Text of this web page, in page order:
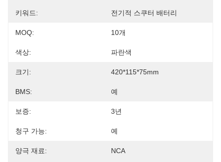
키워드: 전기적 스쿠터 배터리
MOQ: 10개
색상: 파란색
크기: 420*115*75mm
BMS: 예
보증: 3년
청구 가능: 예
양극 재료: NCA